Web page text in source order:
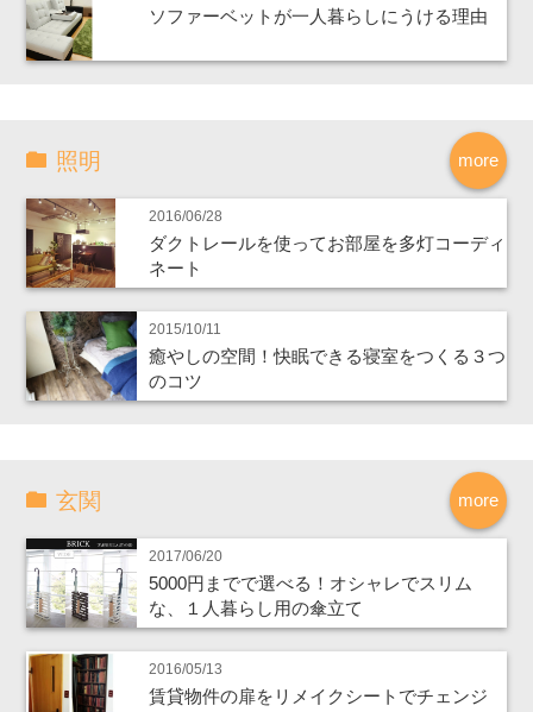
ソファーベットが一人暮らしにうける理由
more
照明
2016/06/28
ダクトレールを使ってお部屋を多灯コーディ
ネート
2015/10/11
癒やしの空間！快眠できる寝室をつくる３つ
のコツ
more
玄関
2017/06/20
5000円までで選べる！オシャレでスリム
な、１人暮らし用の傘立て
2016/05/13
賃貸物件の扉をリメイクシートでチェンジ